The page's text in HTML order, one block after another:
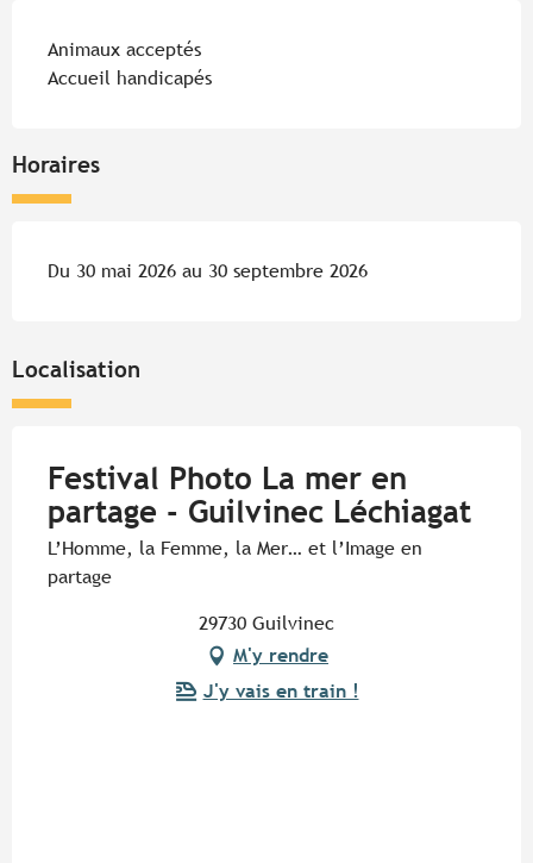
Animaux acceptés
Accueil handicapés
Horaires
Du 30 mai 2026 au 30 septembre 2026
Localisation
Festival Photo La mer en
partage - Guilvinec Léchiagat
L’Homme, la Femme, la Mer… et l’Image en
partage
29730 Guilvinec
M'y rendre
J'y vais en train !